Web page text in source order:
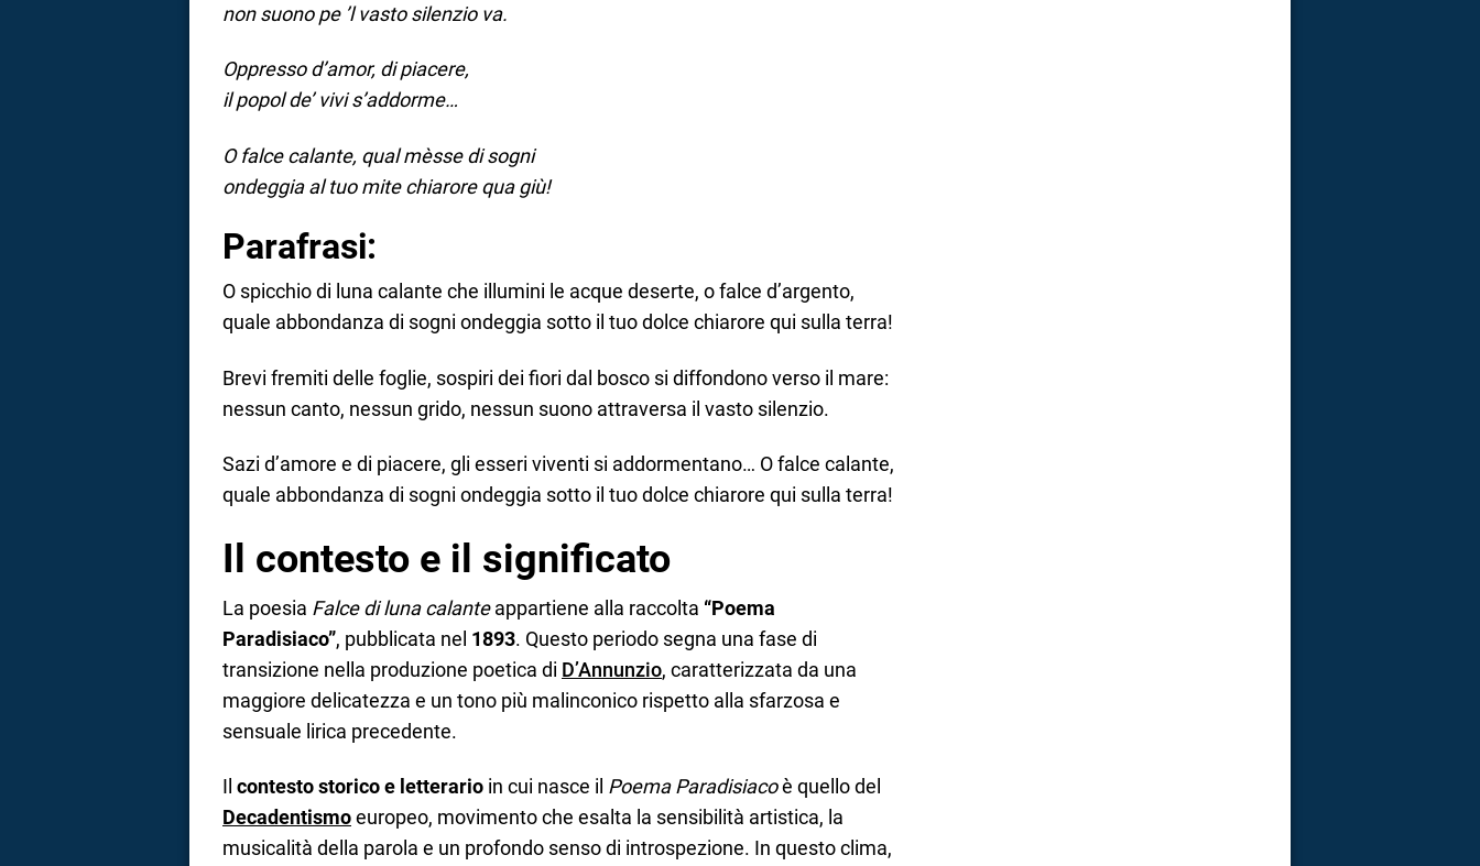
non suono pe ’l vasto silenzio va.
Oppresso d’amor, di piacere,
il popol de’ vivi s’addorme…
O falce calante, qual mèsse di sogni
ondeggia al tuo mite chiarore qua giù!
Parafrasi:
O spicchio di luna calante che illumini le acque deserte, o falce d’argento,
quale abbondanza di sogni ondeggia sotto il tuo dolce chiarore qui sulla terra!
Brevi fremiti delle foglie, sospiri dei fiori dal bosco si diffondono verso il mare:
nessun canto, nessun grido, nessun suono attraversa il vasto silenzio.
Sazi d’amore e di piacere, gli esseri viventi si addormentano… O falce calante,
quale abbondanza di sogni ondeggia sotto il tuo dolce chiarore qui sulla terra!
Il contesto e il significato
La poesia Falce di luna calanteappartiene alla raccolta “Poema
Paradisiaco”, pubblicata nel 1893. Questo periodo segna una fase di
transizione nella produzione poetica di D’Annunzio, caratterizzata da una
maggiore delicatezza e un tono più malinconico rispetto alla sfarzosa e
sensuale lirica precedente.
Il contesto storico e letterario in cui nasce il Poema Paradisiacoè quello del
Decadentismoeuropeo, movimento che esalta la sensibilità artistica, la
musicalità della parola e un profondo senso di introspezione. In questo clima,